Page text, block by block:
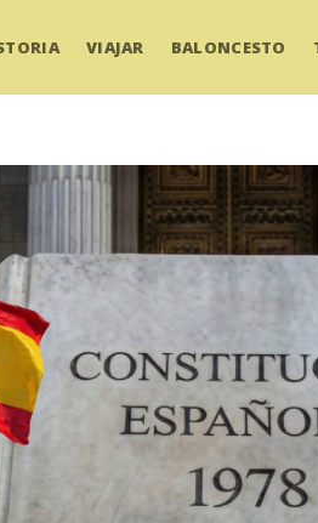
VIAJAR BALONCESTO